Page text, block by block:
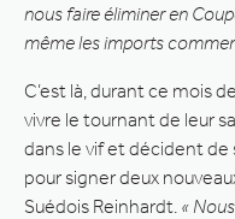
nous faire éliminer en
même les imports
C’est là, durant ce mois
vivre le tournant de leur
dans le vif et décident de
pour signer deux
Suédois Reinhardt. «